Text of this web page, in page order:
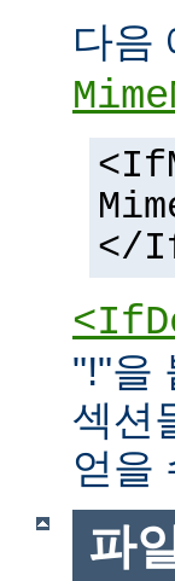
다음
</
"!"을
섹션
얻을
파